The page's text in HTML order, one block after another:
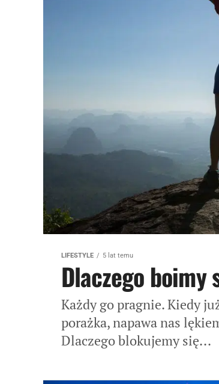
LIFESTYLE 5 lat temu
Dlaczego boimy
Każdy go pragnie. Kiedy
porażka, napawa nas
Dlaczego blokujemy się...